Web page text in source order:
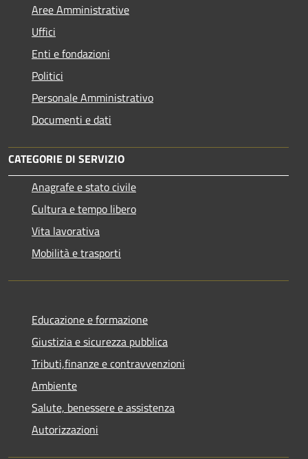
Aree Amministrative
Uffici
Enti e fondazioni
Politici
Personale Amministrativo
Documenti e dati
CATEGORIE DI SERVIZIO
Anagrafe e stato civile
Cultura e tempo libero
Vita lavorativa
Mobilità e trasporti
Educazione e formazione
Giustizia e sicurezza pubblica
Tributi,finanze e contravvenzioni
Ambiente
Salute, benessere e assistenza
Autorizzazioni